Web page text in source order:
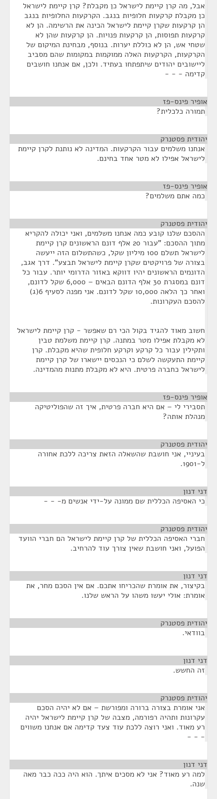
אבל, מה קרן קיימת לישראל כן מקבלת? קרן קיימת לישראל
כן מקבלת קרקעות חלופיות בנגב. הקרקעות החלופיות בנגב
הן קרקעות שקרן קיימת לישראל הכינה את הרשימה. הן לא
קרקעות תפוסות, הן קרקעות פנויות. הן קרקעות שהן לא
שטחי אש, הן לא כוללת יערות. בנוסף, מבחינת המיקום של
הקרקעות, הקרקעות האלה ממוקמות במקומות שהם מסביב
ליישובים יהודים שיתפתחו בעתיד. ולכן, אם אנחנו חושבים
קדימה - - -
אופיר פינס-פז
תמורה כלכלית?
יהודית פסטנרק
אנחנו משלמים עבור הקרקעות. המדינה לא נותנת לקרן קיימת
לישראל אפילו לא מטר אחד בחינם.
אופיר פינס-פז
כמה אתם משלמים?
יהודית פסטנרק
ההסכם שלנו קובע כמה אנחנו משלמים, ואני יכולה להקריא
מתוך ההסכם: "עבור 20 אלף דונם הראשונים קרן קיימת
לישראל תשלם 100 מיליון שקל, כשהתשלום הזה ייעשה
בצורה של פרויקטים שקרן קיימת לישראל תבצע". דרך אגב,
הדונמים הראשונים יהיו דווקא באזור הדרומי יותר. עבור כל
דונם במסגרת 30 אלף הדונם הבאים – 6,000 שקל לדונם,
ואחר כך הלאה 10,000 שקל לדונם. אני מפנה לסעיף 6(ג)
להסכם העקרונות.
חשוב מאוד להגיד בקול הכי רם שאפשר - קרן קיימת לישראל
לא מקבלת אפילו מטר במתנה. קרן קיימת משלמת טבין
ותקילין עבור כל קרקע וקרקע חלופית שהיא מקבלת. קרן
קיימת התעקשה לשלם כי הנכסים יישארו של קרן קיימת
לישראל כחברה פרטית. היא לא מקבלת מתנות מהמדינה.
אופיר פינס-פז
תסבירי לי – אם היא חברה פרטית, איך זה שהפוליטיקה
מנהלת אותה?
יהודית פסטנרק
בעיניי, אני חושבת שהשאלה הזאת צריכה ללכת אחורה
ל-1901.
דני דנון
כי האסיפה הכללית שם ממונה על-ידי אנשים מ- - -
יהודית פסטנרק
חברי האסיפה הכללית של קרן קיימת לישראל הם חברי הוועד
הפועל, ואני חושבת שאין צורך עוד להרחיב.
דני דנון
בקיצור, את אומרת שהכריחו אתכם. אם אין הסכם מחר, את
אומרת: אולי יעשו משהו על הראש שלנו.
יהודית פסטנרק
בוודאי.
דני דנון
זה החשש.
יהודית פסטנרק
אני אומרת בצורה ברורה ומפורשת – אם לא יהיה הסכם
עקרונות ותהיה רפורמה, מצבה של קרן קיימת לישראל יהיה
רע מאוד. ואני רוצה ללכת עוד צעד קדימה אם אנחנו משווים
- - -
דני דנון
למה רע מאוד? אני לא מסכים איתך. הוא היה ככה כבר מאה
שנה.